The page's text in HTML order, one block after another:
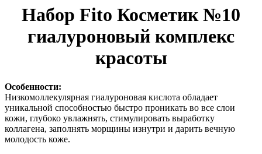
Набор Fito Косметик №10
гиалуроновый комплекс
красоты
Особенности:
Низкомоллекулярная гиалуроновая кислота обладает
уникальной способностью быстро проникать во все слои
кожи, глубоко увлажнять, стимулировать выработку
коллагена, заполнять морщины изнутри и дарить вечную
молодость коже.